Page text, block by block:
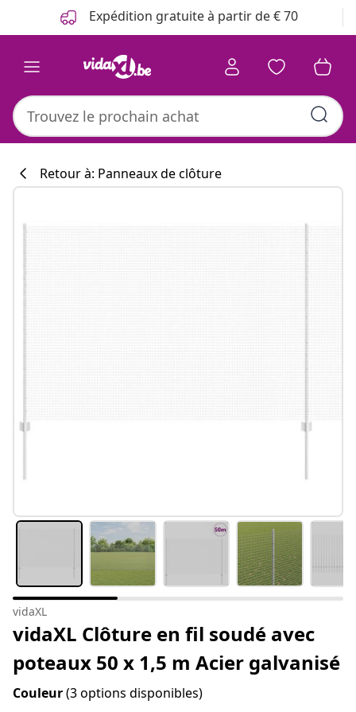
Expédition gratuite à partir de € 70
Retour à: Panneaux de clôture
vidaXL
vidaXL Clôture en fil soudé avec
poteaux 50 x 1,5 m Acier galvanisé
Couleur(3 options disponibles)